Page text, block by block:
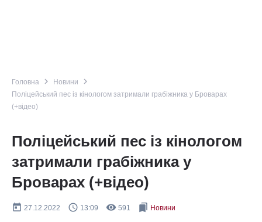
Головна navigate_next Новини navigate_next
Поліцейський пес із кінологом затримали грабіжника у Броварах
(+відео)
Поліцейський пес із кінологом
затримали грабіжника у
Броварах (+відео)
today 27.12.2022 query_builder 13:09 remove_red_eye 591 bookmarks Новини